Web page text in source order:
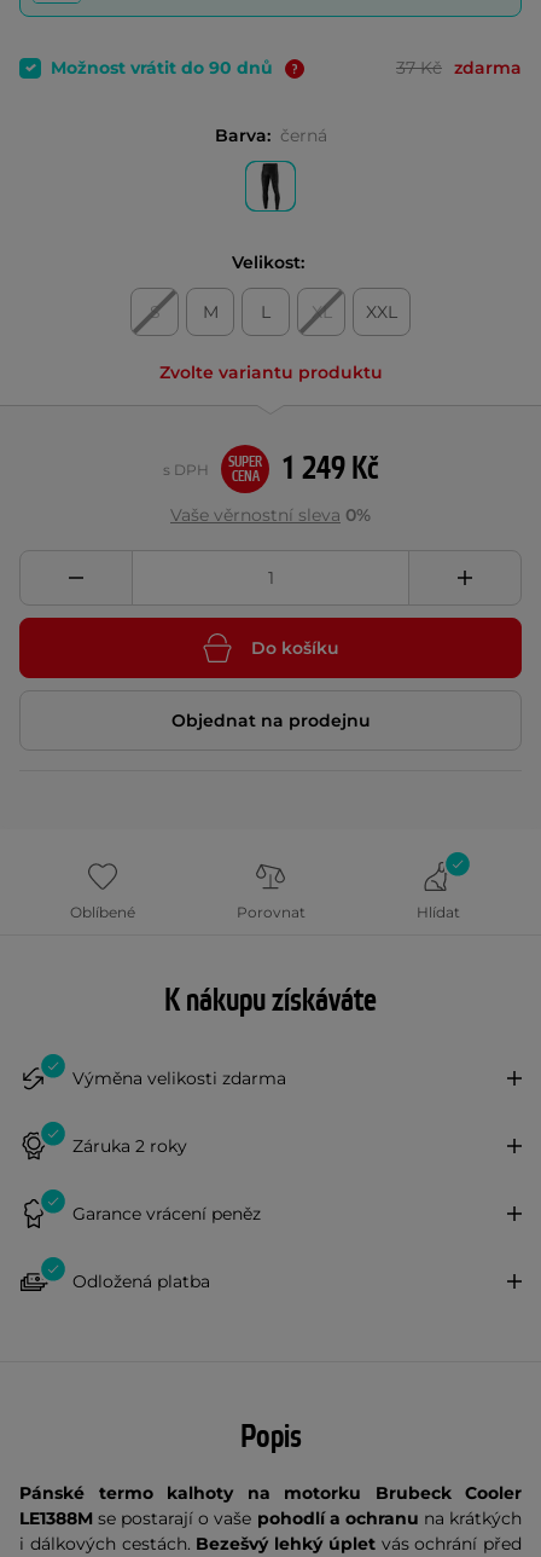
Možnost vrátit do 90 dnů 37 Kč zdarma
Barva: černá
Velikost:
S M L XL XXL
Zvolte variantu produktu
1 249 Kč
s DPH
SUPER
CENA
Vaše věrnostní sleva 0%
Do košíku
Objednat na prodejnu
Oblíbené Porovnat Hlídat
K nákupu získáváte
Výměna velikosti zdarma
Záruka 2 roky
Garance vrácení peněz
Odložená platba
Popis
Pánské termo kalhoty na motorku Brubeck Cooler
LE1388M se postarají o vaše pohodlí a ochranu na krátkých
i dálkových cestách. Bezešvý lehký úpletvás ochrání před